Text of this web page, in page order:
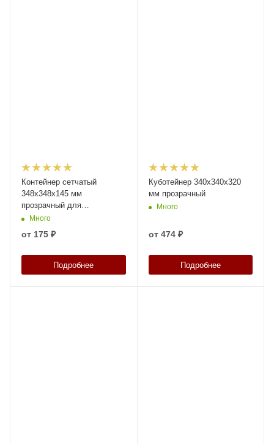
Контейнер сетчатый
348x348x145 мм
прозрачный для
куботейнера
Много
от 175 ₽
Подробнее
Куботейнер 340х340х320
мм прозрачный
Много
от 474 ₽
Подробнее